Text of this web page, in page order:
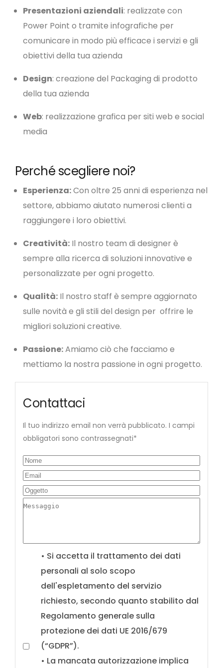
Presentazioni aziendali: realizzate con
Power Point o tramite infografiche per
comunicare in modo più efficace i servizi e gli
obiettivi della tua azienda
Design: creazione del Packaging di prodotto
della tua azienda
Web: realizzazione grafica per siti web e social
media
Perché scegliere noi?
Esperienza:Con oltre 25 anni di esperienza nel
settore, abbiamo aiutato numerosi clienti a
raggiungere i loro obiettivi.
Creatività: Il nostro team di designer è
sempre alla ricerca di soluzioni innovative e
personalizzate per ogni progetto.
Qualità: Il nostro staff è sempre aggiornato
sulle novità e gli stili del design per offrire le
migliori soluzioni creative.
Passione:Amiamo ciò che facciamo e
mettiamo la nostra passione in ogni progetto.
Contattaci
Il tuo indirizzo email non verrà pubblicato. I campi
obbligatori sono contrassegnati*
• Si accetta il trattamento dei dati
personali al solo scopo
dell'espletamento del servizio
richiesto, secondo quanto stabilito dal
Regolamento generale sulla
protezione dei dati UE 2016/679
(“GDPR”).
• La mancata autorizzazione implica